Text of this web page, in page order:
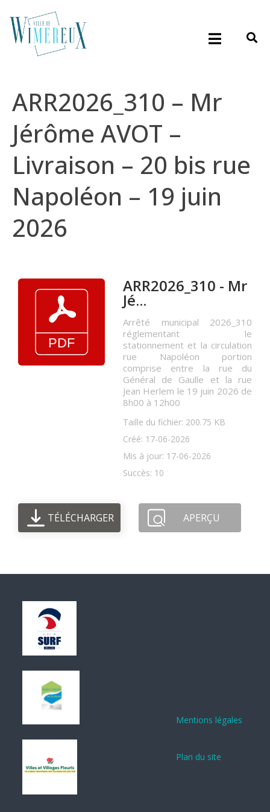
ARR2026_310 – Mr
Jérôme AVOT –
Livraison – 20 bis rue
Napoléon – 19 juin
2026
ARR2026_310 - Mr
Jé...
Arrêté municipal 2026_310
réglementant le
stationnement et la circulation
rue Napoléon portion
comprise entre la rue du
Général de Gaulle et la rue
Jean Herlem le 19 juin 2026 de
8h00 à 12h00
Taille du fichier: 200.75 KB
Créé: 17-06-2026
Mis à jour: 17-06-2026
Succès: 10
TÉLÉCHARGER APERÇU
Mentions légales
Plan du site